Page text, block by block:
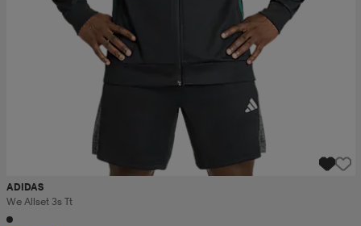
ADIDAS
We Allset 3s Tt